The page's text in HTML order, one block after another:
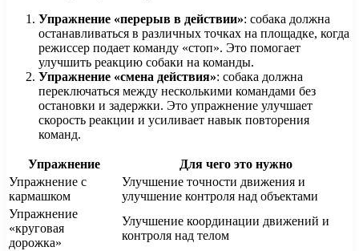
Упражнение «перерыв в действии»: собака должна
останавливаться в различных точках на площадке, когда
режиссер подает команду «стоп». Это помогает
улучшить реакцию собаки на команды.
Упражнение «смена действия»: собака должна
переключаться между несколькими командами без
остановки и задержки. Это упражнение улучшает
скорость реакции и усиливает навык повторения
команд.
Упражнение
Для чего это нужно
Упражнение с
кармашком
Улучшение точности движения и
улучшение контроля над объектами
Упражнение
«круговая
дорожка»
Улучшение координации движений и
контроля над телом